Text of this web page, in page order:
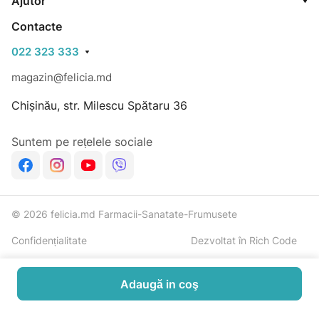
Contacte
022 323 333
magazin@felicia.md
Chișinău, str. Milescu Spătaru 36
Suntem pe rețelele sociale
© 2026 felicia.md Farmacii-Sanatate-Frumusete
Confidențialitate Dezvoltat în Rich Code
Adaugă in coş